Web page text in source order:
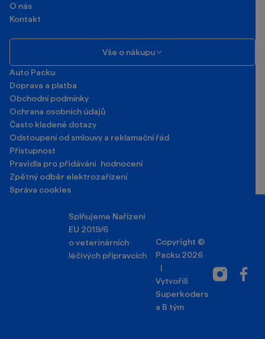
O nás
Kontakt
Vše o nákupu
Auto Packu
Doprava a platba
Obchodní podmínky
Ochrana osobních údajů
Často kladené dotazy
Odstoupení od smlouvy a reklamační řád
Přístupnost
Pravidla pro přidávání hodnocení
Zpětný odběr elektrozařízení
Správa cookies
Splňujeme Nařízení
EU 2019/6
o veterinárních
léčivých přípravcích
Copyright ©
Packu 2026
|
Vytvořili
Superkoders
a B tým
Instagram